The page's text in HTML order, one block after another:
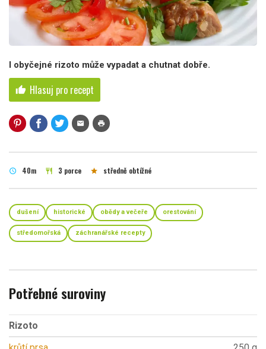
I obyčejné rizoto může vypadat a chutnat dobře.
thumb_up Hlasuj pro recept
mail print
schedule 40m restaurant 3 porce star středně obtížné
dušení historické obědy a večeře orestování
středomořská záchranářské recepty
Potřebné suroviny
Rizoto